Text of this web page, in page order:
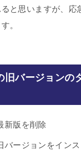
と思いますが、応
。
バージョンの
新版を削除
バージョンをイン